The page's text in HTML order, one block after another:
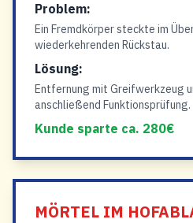
Problem:
Ein Fremdkörper steckte im
wiederkehrenden Rückstau.
Lösung:
Entfernung mit Greifwerkzeug
anschließend Funktionsprüfung.
Kunde sparte ca. 280€
MÖRTEL IM